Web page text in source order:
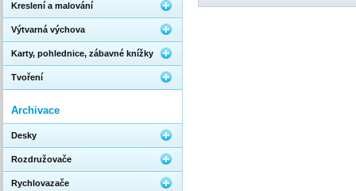
Kreslení a malování
Výtvarná výchova
Karty, pohlednice, zábavné knížky
Tvoření
Archivace
Desky
Rozdružovače
Rychlovazače